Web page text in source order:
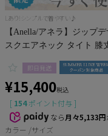
Lあり!シンプルで着やすい♪
【Anella/アネラ】ジップ
スクエアネック タイト 膝
即日発送
¥15,400税込
[ 154 ポイント付与 ]
なら月々5,133円
カラー
サイズ